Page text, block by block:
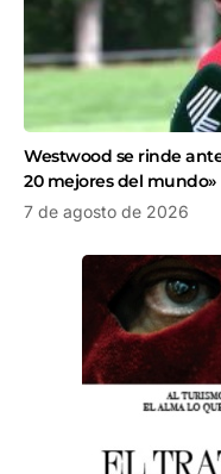
Westwood se rinde
20 mejores del mundo»
7 de agosto de 2026